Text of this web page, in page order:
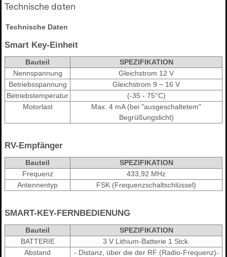
Technische daten
Technische Daten
Smart Key-Einheit
Bauteil
SPEZIFIKATION
Nennspannung
Gleichstrom 12 V
Betriebsspannung
Gleichstrom 9 ~ 16 V
Betriebstemperatur
(-35 - 75°C)
Motorlast
Max. 4 mA (bei "ausgeschaltetem"
Begrüßungslicht)
RV-Empfänger
Bauteil
SPEZIFIKATION
Frequenz
433,92 MHz
Antennentyp
FSK (Frequenzschaltschlüssel)
SMART-KEY-FERNBEDIENUNG
Bauteil
SPEZIFIKATION
BATTERIE
3 V Lithium-Batterie 1 Stck.
Abstand
- Distanz, über die der RF (Radio-Frequenz)-